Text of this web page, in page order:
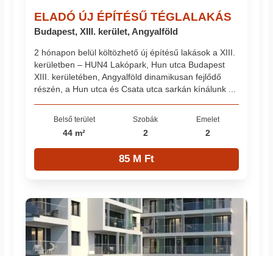
ELADÓ ÚJ ÉPÍTÉSŰ TÉGLALAKÁS
Budapest, XIII. kerület, Angyalföld
2 hónapon belül költözhető új építésű lakások a XIII.
kerületben – HUN4 Lakópark, Hun utca Budapest
XIII. kerületében, Angyalföld dinamikusan fejlődő
részén, a Hun utca és Csata utca sarkán kínálunk ...
Belső terület
44 m²
Szobák
2
Emelet
2
85 M Ft